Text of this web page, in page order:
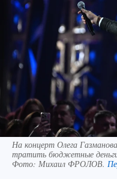
На концерт Олега
тратить бюджетные
Фото: Михаил ФРОЛОВ.